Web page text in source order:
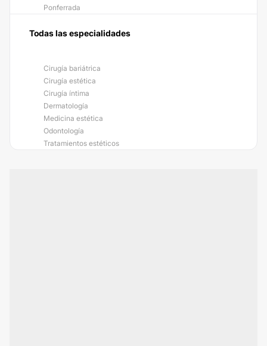
Ponferrada
Todas las especialidades
Cirugía bariátrica
Cirugía estética
Cirugía íntima
Dermatología
Medicina estética
Odontología
Tratamientos estéticos